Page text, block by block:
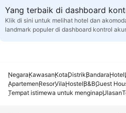
Yang terbaik di dashboard
Klik di sini untuk melihat hotel dan
landmark populer di dashboard kontrol
NegaraKawasanKotaDistrikBandaraHotel
ApartemenResorVilaHostelB&BGuest
Tempat istimewa untuk menginapUlasan